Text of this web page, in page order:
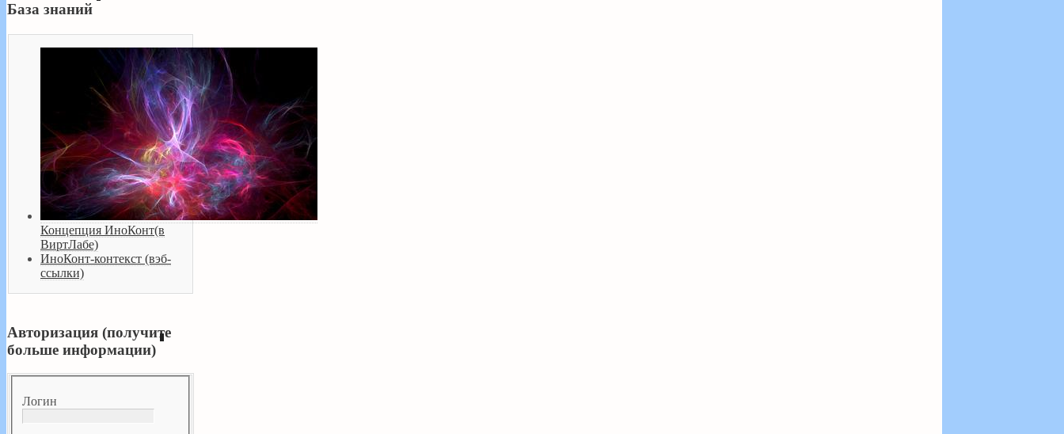
База знаний
Концепция ИноКонт(в
ВиртЛабе)
ИноКонт-контекст (вэб-
ссылки)
Авторизация (получите
больше информации)
Логин